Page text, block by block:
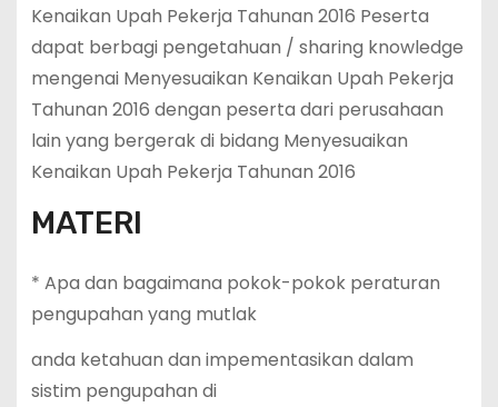
Kenaikan Upah Pekerja Tahunan 2016 Peserta
dapat berbagi pengetahuan / sharing knowledge
mengenai Menyesuaikan Kenaikan Upah Pekerja
Tahunan 2016 dengan peserta dari perusahaan
lain yang bergerak di bidang Menyesuaikan
Kenaikan Upah Pekerja Tahunan 2016
MATERI
* Apa dan bagaimana pokok-pokok peraturan
pengupahan yang mutlak
anda ketahuan dan impementasikan dalam
sistim pengupahan di